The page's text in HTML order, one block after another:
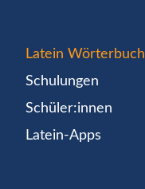
Latein Wörterbuch
Schulungen
Schüler:innen
Latein-Apps